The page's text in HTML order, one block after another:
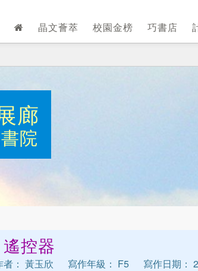
晶文薈萃 校園金榜 巧書店
廊
院
遙控器
者： 黃玉欣 寫作年級： F5 寫作日期：